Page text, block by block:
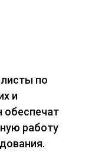
по
и
обеспечат
работу